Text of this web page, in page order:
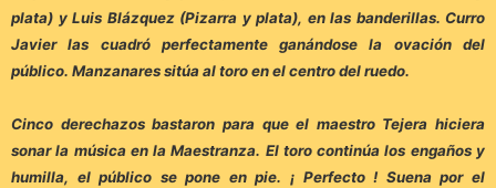
plata) y Luis Blázquez (Pizarra y plata), en las banderillas. Curro
Javier las cuadró perfectamente ganándose la ovación del
público. Manzanares sitúa al toro en el centro del ruedo.
Cinco derechazos bastaron para que el maestro Tejera hiciera
sonar la música en la Maestranza. El toro continúa los engaños y
humilla, el público se pone en pie. ¡ Perfecto ! Suena por el